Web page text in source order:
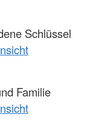
Schlüssel
Familie